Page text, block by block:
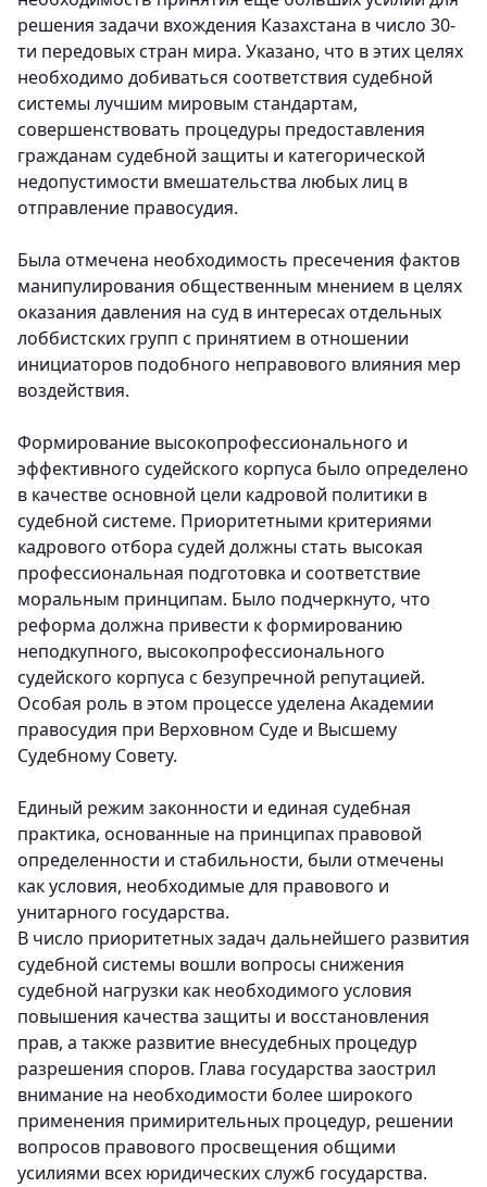
решения задачи вхождения Казахстана в число 30-
ти передовых стран мира. Указано, что в этих целях
необходимо добиваться соответствия судебной
системы лучшим мировым стандартам,
совершенствовать процедуры предоставления
гражданам судебной защиты и категорической
недопустимости вмешательства любых лиц в
отправление правосудия.
Была отмечена необходимость пресечения фактов
манипулирования общественным мнением в целях
оказания давления на суд в интересах отдельных
лоббистских групп с принятием в отношении
инициаторов подобного неправового влияния мер
воздействия.
Формирование высокопрофессионального и
эффективного судейского корпуса было определено
в качестве основной цели кадровой политики в
судебной системе. Приоритетными критериями
кадрового отбора судей должны стать высокая
профессиональная подготовка и соответствие
моральным принципам. Было подчеркнуто, что
реформа должна привести к формированию
неподкупного, высокопрофессионального
судейского корпуса с безупречной репутацией.
Особая роль в этом процессе уделена Академии
правосудия при Верховном Суде и Высшему
Судебному Совету.
Единый режим законности и единая судебная
практика, основанные на принципах правовой
определенности и стабильности, были отмечены
как условия, необходимые для правового и
унитарного государства.
В число приоритетных задач дальнейшего развития
судебной системы вошли вопросы снижения
судебной нагрузки как необходимого условия
повышения качества защиты и восстановления
прав, а также развитие внесудебных процедур
разрешения споров. Глава государства заострил
внимание на необходимости более широкого
применения примирительных процедур, решении
вопросов правового просвещения общими
усилиями всех юридических служб государства.